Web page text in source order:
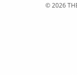
© 2026